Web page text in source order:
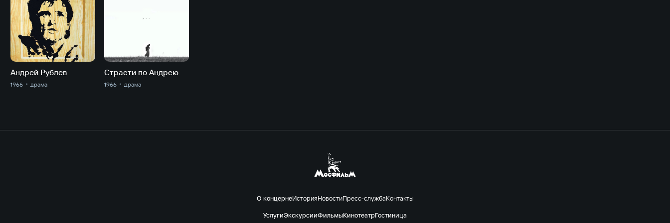
Андрей Рублев
1966 драма
Страсти по Андрею
1966 драма
О концернеИсторияНовостиПресс-службаКонтакты
УслугиЭкскурсииФильмыКинотеатрГостиница